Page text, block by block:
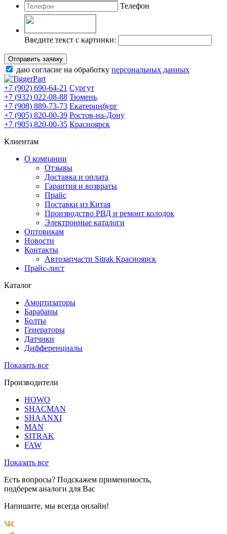
Телефон
Введите текст с картинки:
Отправить заявку
даю согласие на обработку персональных данных
+7 (902) 690-64-21 Сургут
+7 (932) 022-08-88 Тюмень
+7 (908) 889-73-73 Екатеринбург
+7 (905) 820-00-39 Ростов-на-Дону
+7 (905) 820-00-35 Красноярск
Клиентам
О компании
Отзывы
Доставка и оплата
Гарантия и возвраты
Прайс
Поставки из Китая
Производство РВД и ремонт колодок
Электронные каталоги
Оптовикам
Новости
Контакты
Автозапчасти Sitrak Красноярск
Прайс-лист
Каталог
Амортизаторы
Барабаны
Болты
Генераторы
Датчики
Дифференциалы
Показать все
Производители
HOWO
SHACMAN
SHAANXI
MAN
SITRAK
FAW
Показать все
Есть вопросы? Подскажем применимость,
подберем аналоги для Вас
Напишите, мы всегда онлайн!